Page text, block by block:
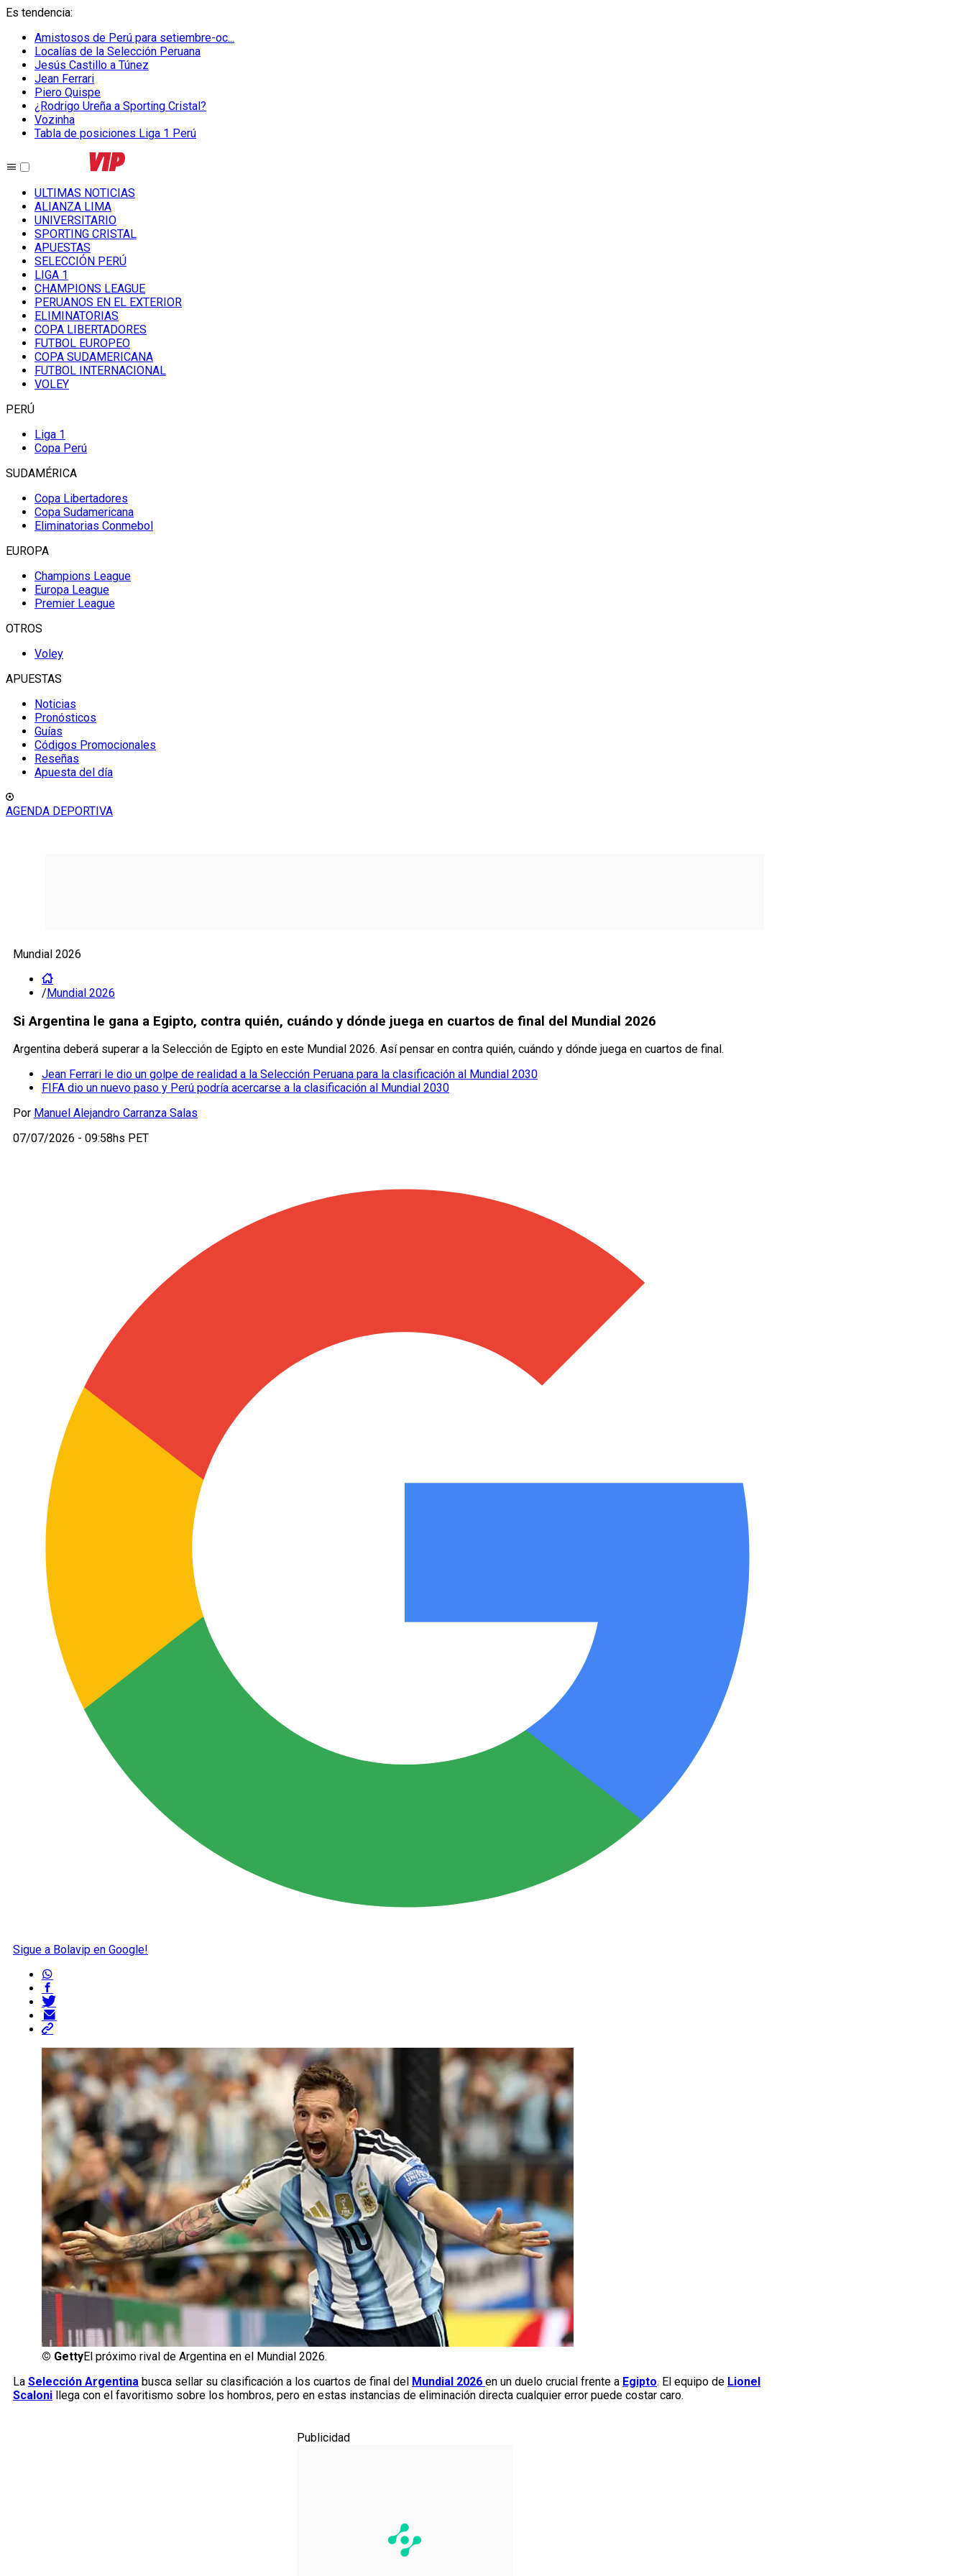
Es tendencia:
Amistosos de Perú para setiembre-oc...
Localías de la Selección Peruana
Jesús Castillo a Túnez
Jean Ferrari
Piero Quispe
¿Rodrigo Ureña a Sporting Cristal?
Vozinha
Tabla de posiciones Liga 1 Perú
ULTIMAS NOTICIAS
ALIANZA LIMA
UNIVERSITARIO
SPORTING CRISTAL
APUESTAS
SELECCIÓN PERÚ
LIGA 1
CHAMPIONS LEAGUE
PERUANOS EN EL EXTERIOR
ELIMINATORIAS
COPA LIBERTADORES
FUTBOL EUROPEO
COPA SUDAMERICANA
FUTBOL INTERNACIONAL
VOLEY
PERÚ
Liga 1
Copa Perú
SUDAMÉRICA
Copa Libertadores
Copa Sudamericana
Eliminatorias Conmebol
EUROPA
Champions League
Europa League
Premier League
OTROS
Voley
APUESTAS
Noticias
Pronósticos
Guías
Códigos Promocionales
Reseñas
Apuesta del día
AGENDA DEPORTIVA
Mundial 2026
/Mundial 2026
Si Argentina le gana a Egipto, contra quién, cuándo y dónde juega en cuartos de final del Mundial 2026
Argentina deberá superar a la Selección de Egipto en este Mundial 2026. Así pensar en contra quién, cuándo y dónde juega en cuartos de final.
Jean Ferrari le dio un golpe de realidad a la Selección Peruana para la clasificación al Mundial 2030
FIFA dio un nuevo paso y Perú podría acercarse a la clasificación al Mundial 2030
Por Manuel Alejandro Carranza Salas
07/07/2026 - 09:58hs PET
Sigue a Bolavip en Google!
© GettyEl próximo rival de Argentina en el Mundial 2026.
La Selección Argentina busca sellar su clasificación a los cuartos de final del Mundial 2026 en un duelo crucial frente a Egipto. El equipo de Lionel
Scaloni llega con el favoritismo sobre los hombros, pero en estas instancias de eliminación directa cualquier error puede costar caro.
Publicidad